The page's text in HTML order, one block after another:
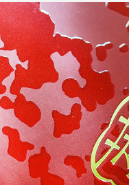
POWER CLIQ TrueBio